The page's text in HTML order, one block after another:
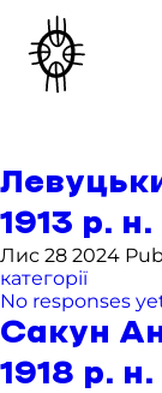
1913 р. н.
Лис 28 2024
категорії
No responses
Сакун
1918 р. н.